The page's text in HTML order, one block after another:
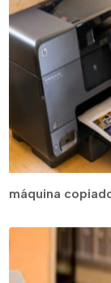
máquina